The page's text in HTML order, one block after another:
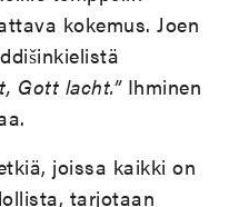
kokemus. Joen
Gott lacht.”Ihminen
joissa kaikki on
tarjotaan